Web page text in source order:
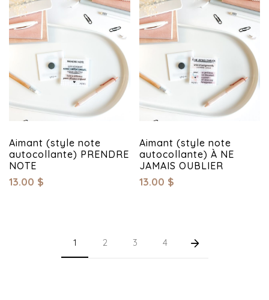
Aimant (style note
autocollante) PRENDRE
NOTE
13.00 $
Aimant (style note
autocollante) À NE
JAMAIS OUBLIER
13.00 $
1 2 3 4